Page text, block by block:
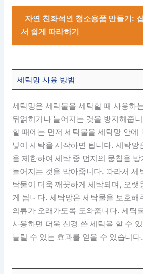
자연 친화적인 청소용품 만들기:
서 쉽게 따라하기
세탁망 사용 방법
세탁망은 세탁물을 세탁할 때 사용하
뒤얽히거나 늘어지는 것을 방지해줍
할 때에는 먼저 세탁물을 세탁망 안에
넣어 세탁을 시작하면 됩니다. 세탁망
을 제한하여 세탁 중 먼지의 뭉침을
늘어지는 것을 막아줍니다. 따라서 세
탁물이 더욱 깨끗하게 세탁되며, 오랫
게 됩니다. 세탁망은 세탁물을 보호해
의류가 오래가도록 도와줍니다. 세탁
사용하면 더욱 신경 쓴 세탁을 할 수
늘릴 수 있는 효과를 얻을 수 있습니다.